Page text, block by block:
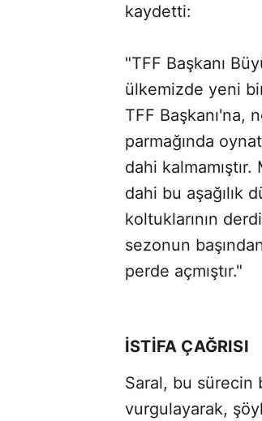
kaydetti:
"TFF Başkanı
ülkemizde yeni
TFF Başkanı'na,
parmağında
dahi
dahi bu aşağılık
koltuklarının
sezonun
perde açmıştır."
İSTİFA ÇAĞRISI
Saral, bu sürecin
vurgulayarak,